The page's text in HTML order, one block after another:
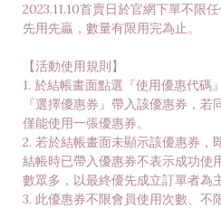
2023.11.10首賣日於官網下單不限
先用先贏，數量有限用完為止。
【活動使用規則】
1. 於結帳畫面點選『使用優惠代
『選擇優惠券』帶入該優惠券，
僅能使用一張優惠券。
2. 若於結帳畫面未顯示該優惠券，
結帳時已帶入優惠券不表示成功使
數眾多，以最終優先成立訂單者為主
3. 此優惠券不限會員使用次數、不